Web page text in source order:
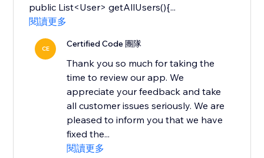
public List<User> getAllUsers(){...
閱讀更多
CE Certified Code 團隊
Thank you so much for taking the
time to review our app. We
appreciate your feedback and take
all customer issues seriously. We are
pleased to inform you that we have
fixed the...
閱讀更多